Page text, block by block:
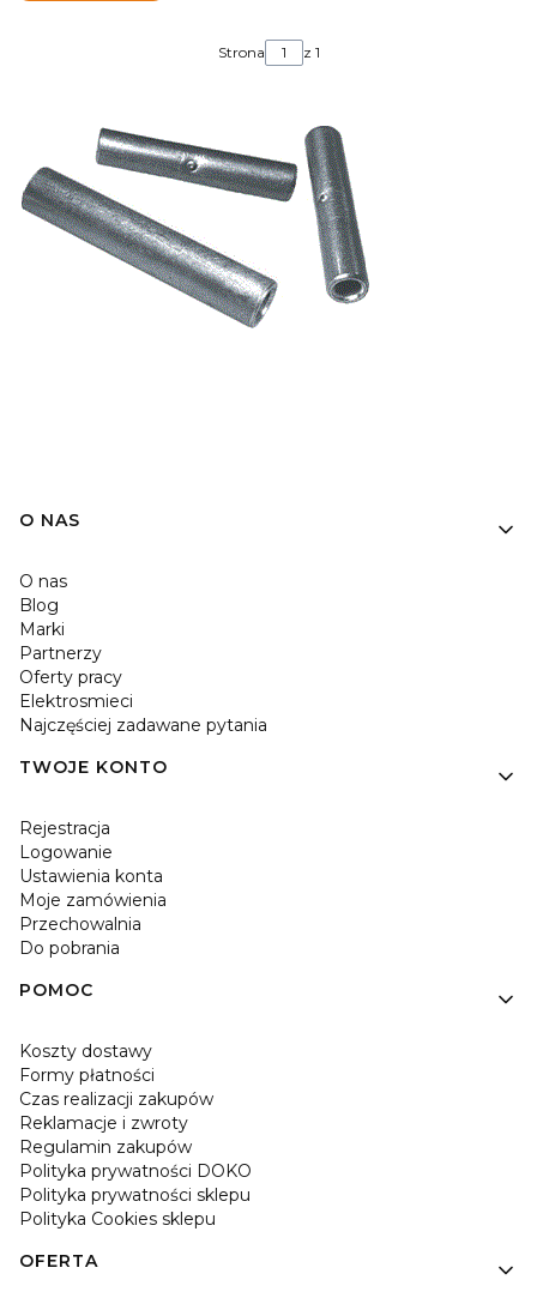
Strona z 1
O NAS
O nas
Blog
Marki
Partnerzy
Oferty pracy
Elektrosmieci
Najczęściej zadawane pytania
TWOJE KONTO
Rejestracja
Logowanie
Ustawienia konta
Moje zamówienia
Przechowalnia
Do pobrania
POMOC
Koszty dostawy
Formy płatności
Czas realizacji zakupów
Reklamacje i zwroty
Regulamin zakupów
Polityka prywatności DOKO
Polityka prywatności sklepu
Polityka Cookies sklepu
OFERTA